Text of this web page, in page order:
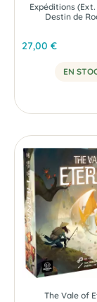
Expéditions
Destin de
27,00 €
EN
The Vale of